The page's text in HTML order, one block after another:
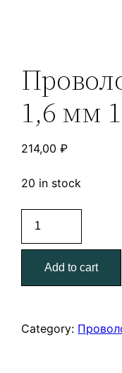
1,6 мм
214,00₽
20 in stock
вязальная
1,6
1
quantity
Add to cart
Category: